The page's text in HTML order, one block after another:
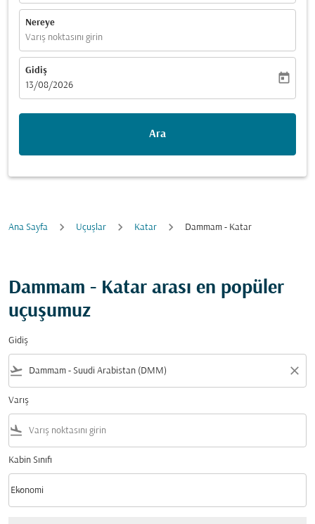
Nereye
Varış noktasını girin
Gidiş
fc-booking-departure-date-aria-label
13/08/2026
today
Ara
Ana Sayfa Uçuşlar Katar Dammam - Katar
Dammam - Katar arası en popüler
uçuşumuz
Gidiş
flight_takeoff close
Varış
flight_land
Kabin Sınıfı
Kabin Sınıfı option Ekonomi Selected
Ekonomi
keyboard_arrow_down